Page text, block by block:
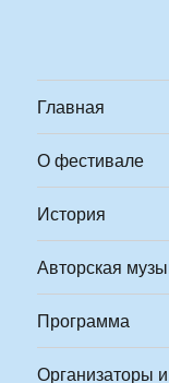
Главная
О фестивале
История
Авторская
Программа
Организаторы